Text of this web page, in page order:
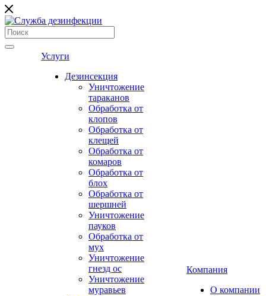
Услуги
Дезинсекция
Уничтожение
тараканов
Обработка от
клопов
Обработка от
клещей
Обработка от
комаров
Обработка от
блох
Обработка от
шершней
Уничтожение
пауков
Обработка от
мух
Уничтожение
гнезд ос
Уничтожение
муравьев
Компания
О компании